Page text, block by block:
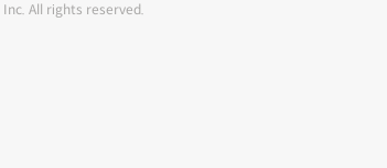
All rights reserved.